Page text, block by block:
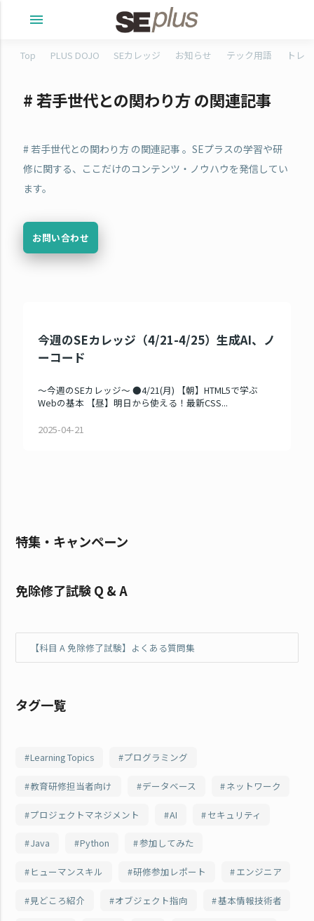
menu
Top PLUS DOJO SEカレッジ お知らせ テック用語 トレ
# 若手世代との関わり方 の関連記事
# 若手世代との関わり方 の関連記事 。SEプラスの学習や研
修に関する、ここだけのコンテンツ・ノウハウを発信してい
ます。
お問い合わせ
今週のSEカレッジ（4/21-4/25）生成AI、ノ
ーコード
～今週のSEカレッジ～ ●4/21(月) 【朝】HTML5で学ぶ
Webの基本 【昼】明日から使える！最新CSS...
2025-04-21
特集・キャンペーン
免除修了試験 Q & A
【科目 A 免除修了試験】よくある質問集
タグ一覧
Learning Topics プログラミング
教育研修担当者向け データベース ネットワーク
プロジェクトマネジメント AI セキュリティ
Java Python 参加してみた
ヒューマンスキル 研修参加レポート エンジニア
見どころ紹介 オブジェクト指向 基本情報技術者